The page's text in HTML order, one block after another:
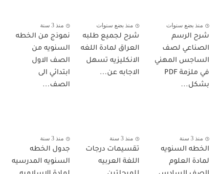
منذ بضع سنوات
شرح الرسم
الصناعي لصف
الساجس المهني
في ملزمة PDF
بشكل...
منذ بضع سنوات
شرح لجميع طلبه
العراق لمادة اللغه
الانكليزيه تسهل
الاجابه عن...
منذ 3 سنة
نموذج من الخطه
السنويه من
الصف الاول
ابتدائي الى
الصف...
منذ 3 سنة
الخطه السنويه
لمادة العلوم
منذ 3 سنة
تقسيمات درجات
اللغة العربيه
منذ 3 سنة
جدول الخطه
السنويه المدرسيه